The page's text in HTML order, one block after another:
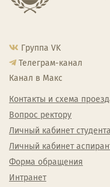
Группа VK
Телеграм-канал
Канал в Макс
Контакты и схема
Вопрос ректору
Личный кабинет студента
Личный кабинет
Форма обращения
Интранет